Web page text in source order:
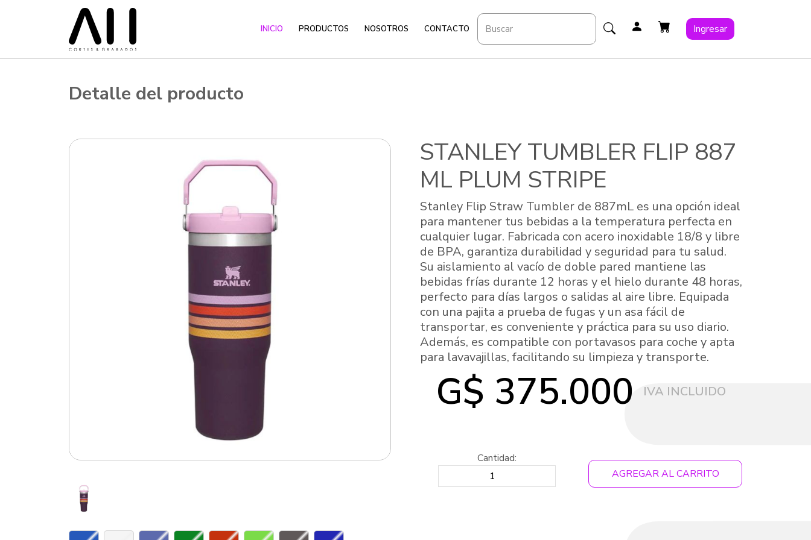
INICIO PRODUCTOS NOSOTROS CONTACTO Ingresar
Detalle del producto
STANLEY TUMBLER FLIP 887
ML PLUM STRIPE
Stanley Flip Straw Tumbler de 887mL es una opción ideal
para mantener tus bebidas a la temperatura perfecta en
cualquier lugar. Fabricada con acero inoxidable 18/8 y libre
de BPA, garantiza durabilidad y seguridad para tu salud.
Su aislamiento al vacío de doble pared mantiene las
bebidas frías durante 12 horas y el hielo durante 48 horas,
perfecto para días largos o salidas al aire libre. Equipada
con una pajita a prueba de fugas y un asa fácil de
transportar, es conveniente y práctica para su uso diario.
Además, es compatible con portavasos para coche y apta
para lavavajillas, facilitando su limpieza y transporte.
G$ 375.000
Cantidad:
AGREGAR AL CARRITO